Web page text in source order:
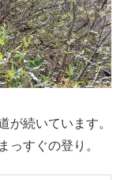
が続いています。
っすぐの登り。